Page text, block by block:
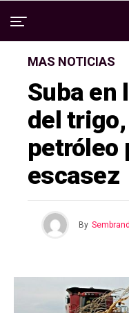
MAS NOTICIAS
Suba en
del
petróleo
escasez
By